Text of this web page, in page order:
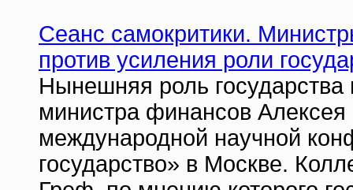
Сеанс самокритики.
против усиления роли
Нынешняя роль государства
министра финансов
международной научной
государство» в Москве.